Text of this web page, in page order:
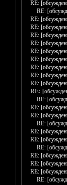
RE:
RE:
RE:
RE:
RE:
RE:
RE:
RE:
RE:
RE:
RE:
RE:
RE:
RE:
RE:
RE:
RE:
RE:
RE:
RE:
RE:
RE:
RE: